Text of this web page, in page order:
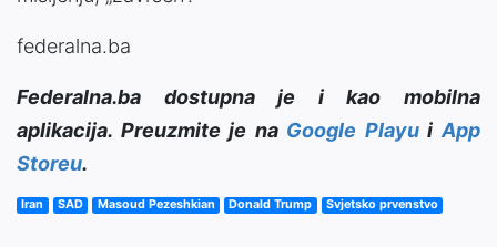
federalna.ba
Federalna.ba dostupna je i kao mobilna
aplikacija. Preuzmite je na Google PlayuiApp
Storeu.
Iran SAD Masoud Pezeshkian Donald Trump Svjetsko prvenstvo